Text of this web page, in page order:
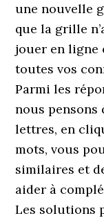
une nouvelle
que la grille
jouer en
toutes vos
Parmi les
nous pensons
lettres, en
mots, vous
similaires et
aider à
Les solutions